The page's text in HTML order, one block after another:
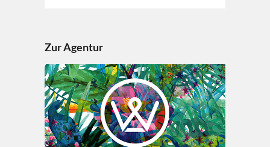
Zur Agentur